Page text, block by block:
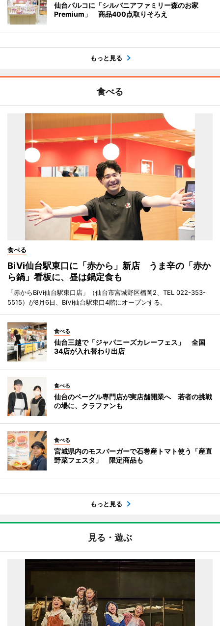
仙台パルコに「シルバニアファミリー森のお家
Premium」 商品400点取りそろえ
もっと見る
食べる
食べる
BiVi仙台駅東口に「赤から」新店 うま辛の「赤か
ら鍋」看板に、昼は鍋定食も
「赤からBiVi仙台駅東口店」（仙台市宮城野区榴岡2、TEL 022-353-
5515）が8月6日、BiVi仙台駅東口4階にオープンする。
食べる
仙台三越で「ジャパニーズカレーフェス」 全国
34店が入れ替わり出店
食べる
仙台のベーグル専門店が実店舗開業へ 若者の挑戦
の場に、クラファンも
食べる
宮城県内のモスバーガーで石巻産トマト使う「産直
野菜フェスタ」 限定商品も
もっと見る
見る・遊ぶ